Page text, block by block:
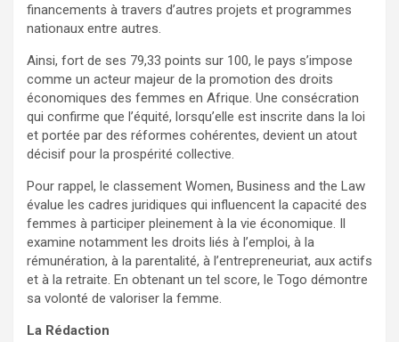
financements à travers d’autres projets et programmes
nationaux entre autres.
Ainsi, fort de ses 79,33 points sur 100, le pays s’impose
comme un acteur majeur de la promotion des droits
économiques des femmes en Afrique. Une consécration
qui confirme que l’équité, lorsqu’elle est inscrite dans la loi
et portée par des réformes cohérentes, devient un atout
décisif pour la prospérité collective.
Pour rappel, le classement Women, Business and the Law
évalue les cadres juridiques qui influencent la capacité des
femmes à participer pleinement à la vie économique. Il
examine notamment les droits liés à l’emploi, à la
rémunération, à la parentalité, à l’entrepreneuriat, aux actifs
et à la retraite. En obtenant un tel score, le Togo démontre
sa volonté de valoriser la femme.
La Rédaction